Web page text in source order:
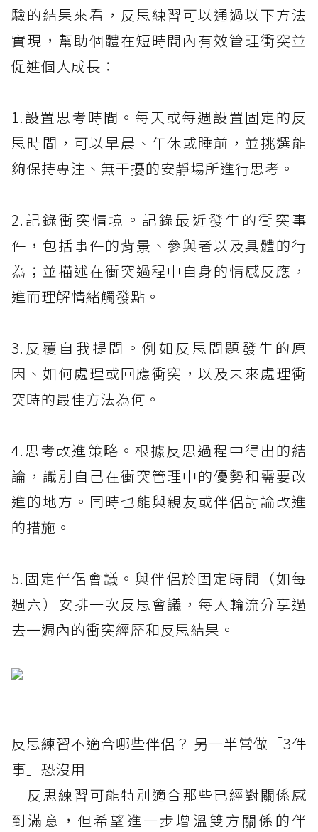
驗的結果來看，反思練習可以通過以下方法
實現，幫助個體在短時間內有效管理衝突並
促進個人成長：
1.設置思考時間。每天或每週設置固定的反
思時間，可以早晨、午休或睡前，並挑選能
夠保持專注、無干擾的安靜場所進行思考。
2.記錄衝突情境。記錄最近發生的衝突事
件，包括事件的背景、參與者以及具體的行
為；並描述在衝突過程中自身的情感反應，
進而理解情緒觸發點。
3.反覆自我提問。例如反思問題發生的原
因、如何處理或回應衝突，以及未來處理衝
突時的最佳方法為何。
4.思考改進策略。根據反思過程中得出的結
論，識別自己在衝突管理中的優勢和需要改
進的地方。同時也能與親友或伴侶討論改進
的措施。
5.固定伴侶會議。與伴侶於固定時間（如每
週六）安排一次反思會議，每人輪流分享過
去一週內的衝突經歷和反思結果。
反思練習不適合哪些伴侶？ 另一半常做「3件
事」恐沒用
「反思練習可能特別適合那些已經對關係感
到滿意，但希望進一步增溫雙方關係的伴